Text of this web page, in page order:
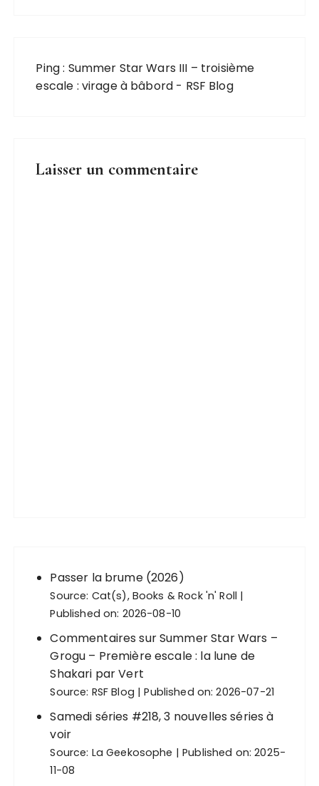
Ping : Summer Star Wars III – troisième
escale : virage à bâbord - RSF Blog
Laisser un commentaire
Passer la brume (2026)
Source: Cat(s), Books & Rock 'n' Roll
Published on: 2026-08-10
Commentaires sur Summer Star Wars –
Grogu – Première escale : la lune de
Shakari par Vert
Source: RSF Blog Published on: 2026-07-21
Samedi séries #218, 3 nouvelles séries à
voir
Source: La Geekosophe
Published on: 2025-
11-08